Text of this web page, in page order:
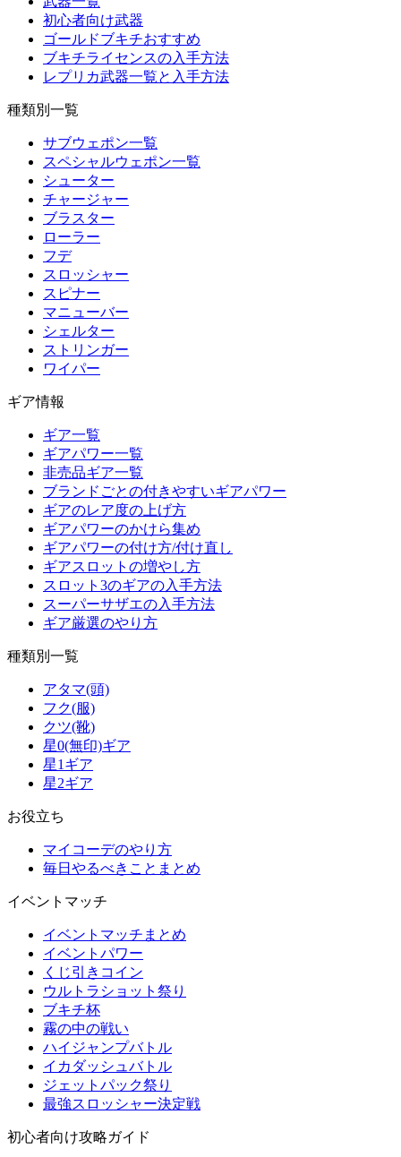
初心者向け武器
ゴールドブキチおすすめ
ブキチライセンスの入手方法
レプリカ武器一覧と入手方法
種類別一覧
サブウェポン一覧
スペシャルウェポン一覧
シューター
チャージャー
ブラスター
ローラー
フデ
スロッシャー
スピナー
マニューバー
シェルター
ストリンガー
ワイパー
ギア情報
ギア一覧
ギアパワー一覧
非売品ギア一覧
ブランドごとの付きやすいギアパワー
ギアのレア度の上げ方
ギアパワーのかけら集め
ギアパワーの付け方/付け直し
ギアスロットの増やし方
スロット3のギアの入手方法
スーパーサザエの入手方法
ギア厳選のやり方
種類別一覧
アタマ(頭)
フク(服)
クツ(靴)
星0(無印)ギア
星1ギア
星2ギア
お役立ち
マイコーデのやり方
毎日やるべきことまとめ
イベントマッチ
イベントマッチまとめ
イベントパワー
くじ引きコイン
ウルトラショット祭り
ブキチ杯
霧の中の戦い
ハイジャンプバトル
イカダッシュバトル
ジェットパック祭り
最強スロッシャー決定戦
初心者向け攻略ガイド